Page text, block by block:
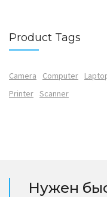
Product Tags
Camera Computer
Printer Scanner
Нужен